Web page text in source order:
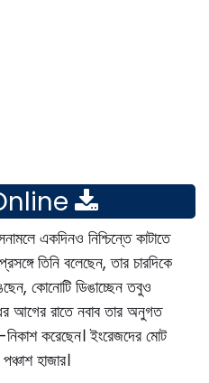
একদিনও নিশ্চিন্তে কাটাতে
তিনি বলেছেন, তার চারদিকে
কোনােটি ডিঙাচ্ছেন তবুও
আগের রাতে নবাব তার অনুগত
নিকাশ করেছেন। ইংরেজদের মােট
হাজার।